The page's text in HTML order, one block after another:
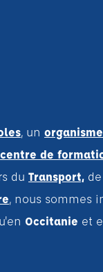
, un
centre de
du Transport,
, nous sommes
Occitanie et